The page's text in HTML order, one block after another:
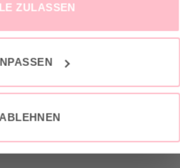
ZULASSEN
ABLEHNEN